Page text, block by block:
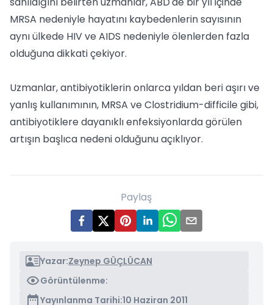
MRSA nedeniyle hayatını kaybedenlerin sayısının
aynı ülkede HIV ve AIDS nedeniyle ölenlerden fazla
olduğuna dikkati çekiyor.
Uzmanlar, antibiyotiklerin onlarca yıldan beri aşırı ve
yanlış kullanımının, MRSA ve Clostridium-difficile gibi,
antibiyotiklere dayanıklı enfeksiyonlarda görülen
artışın başlıca nedeni olduğunu açıklıyor.
Paylaş
Yazar:Zeynep GÜÇLÜCAN
Görüntülenme:
Yayınlanma Tarihi:10 Haziran 2011